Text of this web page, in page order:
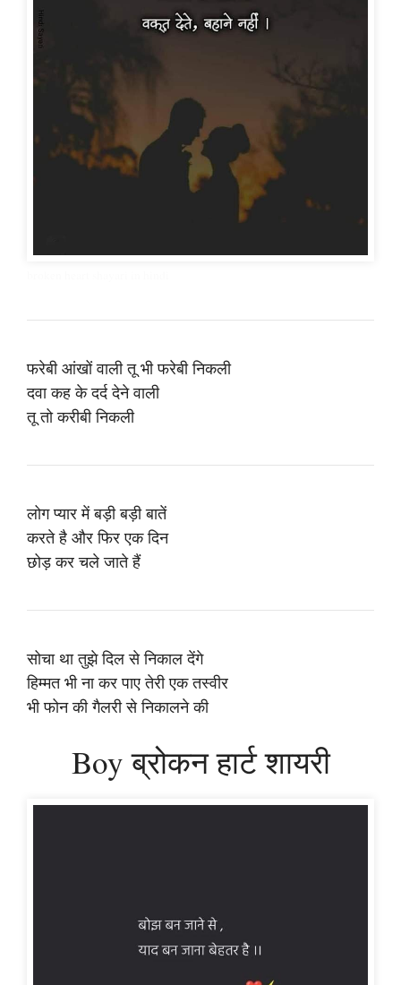
फरेबी आंखों वाली तू भी फरेबी निकली
दवा कह के दर्द देने वाली
तू तो करीबी निकली
लोग प्यार में बड़ी बड़ी बातें
करते है और फिर एक दिन
छोड़ कर चले जाते हैं
सोचा था तुझे दिल से निकाल देंगे
हिम्मत भी ना कर पाए तेरी एक तस्वीर
भी फोन की गैलरी से निकालने की
Boy ब्रोकन हार्ट शायरी